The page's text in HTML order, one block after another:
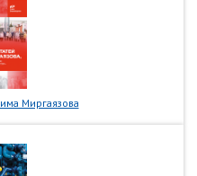
Миргаязова